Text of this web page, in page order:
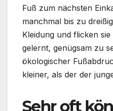
Fuß zum nächsten
manchmal bis zu
Kleidung und flicken
gelernt, genügsam zu
ökologischer
kleiner, als der der
Sehr oft